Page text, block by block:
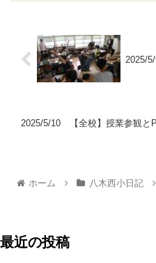
2025/
2025/5/10 【全校】授業参観と
ホーム 八木西小日記
最近の投稿